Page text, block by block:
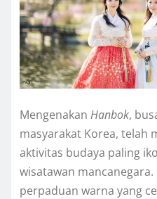
Mengenakan Hanbok,
masyarakat Korea, telah
aktivitas budaya paling
wisatawan
perpaduan warna yang